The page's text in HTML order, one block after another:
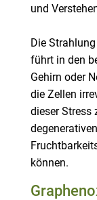
und
Die
führt in den
Gehirn oder
die Zellen
dieser Stress
können.